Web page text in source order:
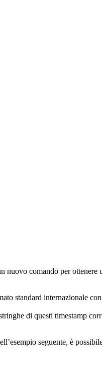
nuovo comando per ottenere
standard internazionale
di questi timestamp
seguente, è